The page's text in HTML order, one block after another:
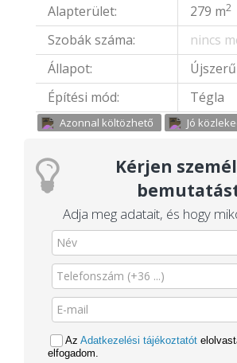
Alapterület: 279 m2
Szobák száma:
nincs
Állapot:
Újszerű
Építési mód:
Tégla
Azonnal költözhető Jó
Kérjen
Adja meg adatait, és hogy
Az Adatkezelési tájékoztatót
elfogadom.